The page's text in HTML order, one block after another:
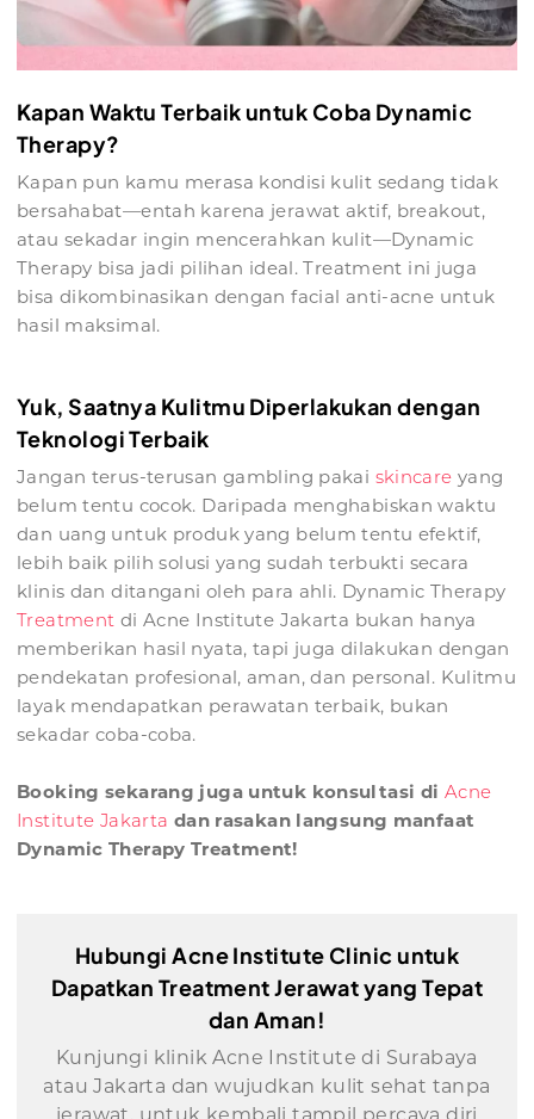
Kapan Waktu Terbaik untuk Coba Dynamic
Therapy?
Kapan pun kamu merasa kondisi kulit sedang tidak
bersahabat—entah karena jerawat aktif, breakout,
atau sekadar ingin mencerahkan kulit—Dynamic
Therapy bisa jadi pilihan ideal. Treatment ini juga
bisa dikombinasikan dengan facial anti-acne untuk
hasil maksimal.
Yuk, Saatnya Kulitmu Diperlakukan dengan
Teknologi Terbaik
Jangan terus-terusan gambling pakai skincare yang
belum tentu cocok. Daripada menghabiskan waktu
dan uang untuk produk yang belum tentu efektif,
lebih baik pilih solusi yang sudah terbukti secara
klinis dan ditangani oleh para ahli. Dynamic Therapy
Treatment di Acne Institute Jakarta bukan hanya
memberikan hasil nyata, tapi juga dilakukan dengan
pendekatan profesional, aman, dan personal. Kulitmu
layak mendapatkan perawatan terbaik, bukan
sekadar coba-coba.
Booking sekarang juga untuk konsultasi di Acne
Institute Jakarta dan rasakan langsung manfaat
Dynamic Therapy Treatment!
Hubungi Acne Institute Clinic untuk
Dapatkan Treatment Jerawat yang Tepat
dan Aman!
Kunjungi klinik Acne Institute di Surabaya
atau Jakarta dan wujudkan kulit sehat tanpa